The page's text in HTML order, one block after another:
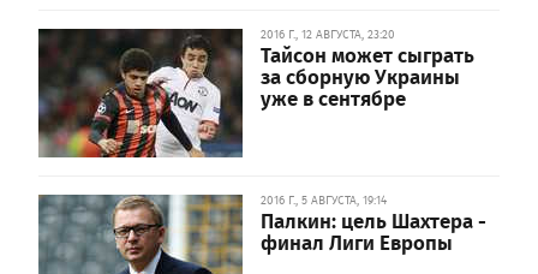
2016 Г., 12 АВГУСТА, 23:20
Тайсон может сыграть
за сборную Украины
уже в сентябре
2016 Г., 5 АВГУСТА, 19:14
Палкин: цель Шахтера -
финал Лиги Европы